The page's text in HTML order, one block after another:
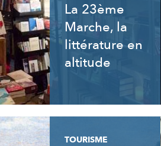
La 23ème
Marche, la
littérature en
altitude
TOURISME